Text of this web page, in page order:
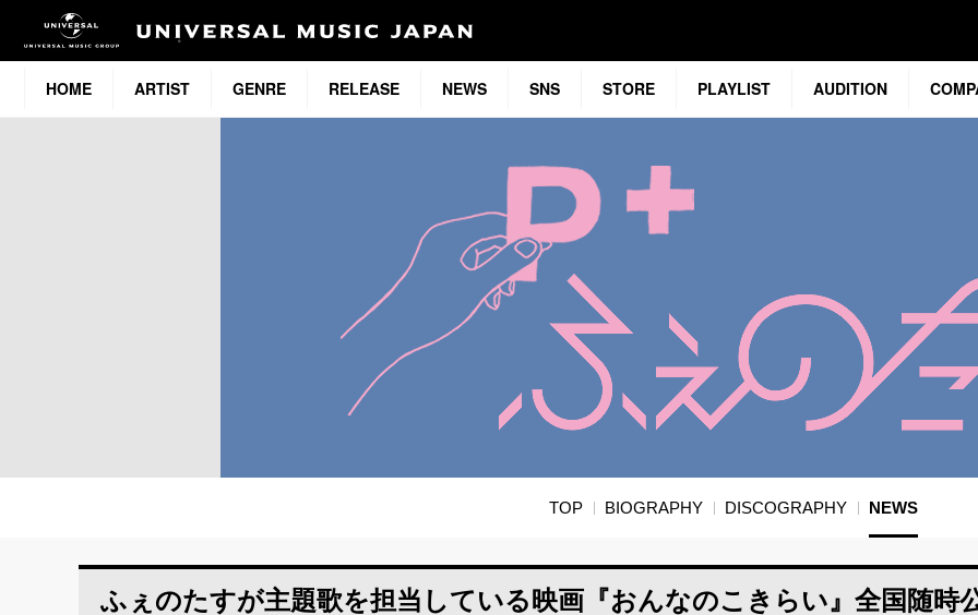
HOME ARTIST GENRE RELEASE NEWS SNS STORE PLAYLIST AUDITION
TOP BIOGRAPHY DISCOGRAPHY NEWS
ふぇのたすが主題歌を担当している映画『おんなのこきらい』全国随時